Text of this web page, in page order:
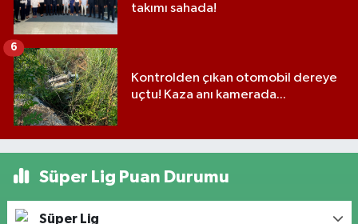
takımı sahada!
Kontrolden çıkan otomobil dereye
uçtu! Kaza anı kamerada...
6
Süper Lig Puan Durumu
Süper Lig